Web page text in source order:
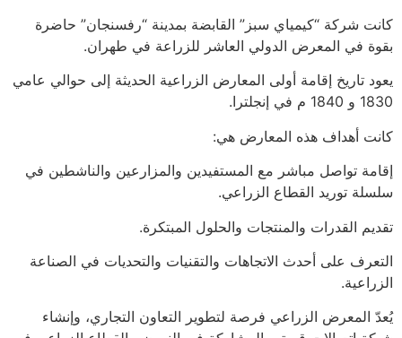
كانت شركة “كيمياي سبز” القابضة بمدينة “رفسنجان” حاضرة
بقوة في المعرض الدولي العاشر للزراعة في طهران.
يعود تاريخ إقامة أولى المعارض الزراعية الحديثة إلى حوالي عامي
1830 و 1840 م في إنجلترا.
كانت أهداف هذه المعارض هي:
إقامة تواصل مباشر مع المستفيدين والمزارعين والناشطين في
سلسلة توريد القطاع الزراعي.
تقديم القدرات والمنتجات والحلول المبتكرة.
التعرف على أحدث الاتجاهات والتقنيات والتحديات في الصناعة
الزراعية.
يُعدّ المعرض الزراعي فرصة لتطوير التعاون التجاري، وإنشاء